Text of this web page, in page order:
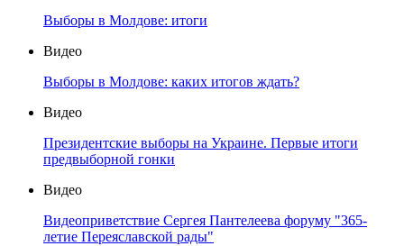
Выборы в Молдове: итоги
Видео
Выборы в Молдове: каких итогов ждать?
Видео
Президентские выборы на Украине. Первые итоги
предвыборной гонки
Видео
Видеоприветствие Сергея Пантелеева форуму "365-
летие Переяславской рады"